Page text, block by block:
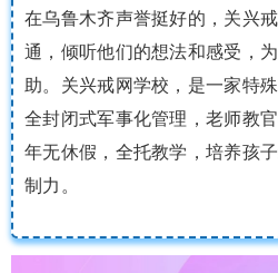
在乌鲁木齐声誉挺好的，关兴
通，倾听他们的想法和感受，
助。关兴戒网学校，是一家特
全封闭式军事化管理，老师教
年无休假，全托教学，培养孩
制力。